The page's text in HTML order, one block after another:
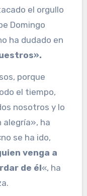
el orgullo
Domingo
ha dudado en
porque
el tiempo,
nosotros y lo
alegría», ha
se ha ido,
venga a
de él«, ha